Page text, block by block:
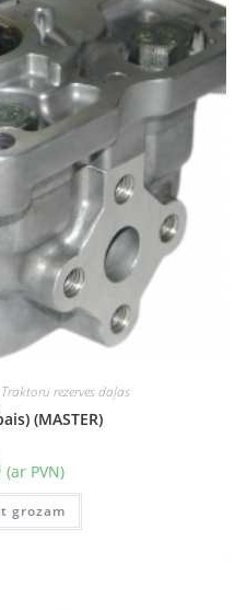
Traktoru rezerves daļas
(MASTER)
(ar PVN)
grozam